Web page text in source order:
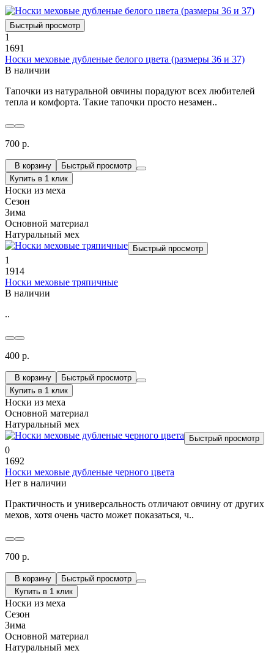
Быстрый просмотр
1
1691
Носки меховые дубленые белого цвета (размеры 36 и 37)
В наличии
Тапочки из натуральной овчины порадуют всех любителей
тепла и комфорта. Такие тапочки просто незамен..
700 р.
В корзину
Быстрый просмотр
Купить в 1 клик
Носки из меха
Сезон
Зима
Основной материал
Натуральный мех
Быстрый просмотр
1
1914
Носки меховые тряпичные
В наличии
..
400 р.
В корзину
Быстрый просмотр
Купить в 1 клик
Носки из меха
Основной материал
Натуральный мех
Быстрый просмотр
0
1692
Носки меховые дубленые черного цвета
Нет в наличии
Практичность и универсальность отличают овчину от других
мехов, хотя очень часто может показаться, ч..
700 р.
В корзину
Быстрый просмотр
Купить в 1 клик
Носки из меха
Сезон
Зима
Основной материал
Натуральный мех